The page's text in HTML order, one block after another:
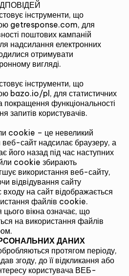
інструменти, що
getresponse.com, для
поштових кампаній
надсилання електронних
отримувати
вигляді.
інструменти, що
bazo.io/pl, для статистичних
покращення функціональності
запитів користувачів.
cookie – це невеликий
веб-сайт надсилає браузеру, а
його назад під час наступних
cookie збирають
використання веб-сайту,
відвідування сайту
на сайт відображається
файлів cookie.
цього вікна означає, що
на використання файлів
ДАНИХ
протягом періоду,
згоду, до її відкликання або
користувача ВЕБ-